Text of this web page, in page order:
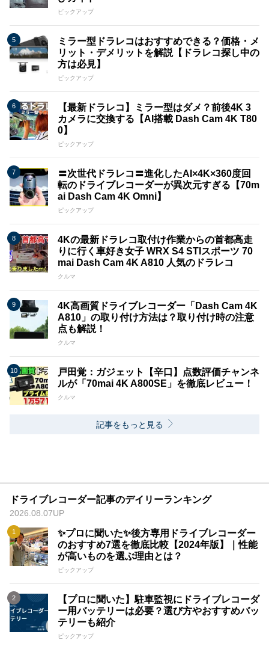
ピックアップ
ミラー型ドラレコはおすすめできる？価格・メ
リット・デメリットを解説【ドラレコ探し中の
方は必見】
ピックアップ
【最新ドラレコ】ミラー型はダメ？前後4K 3
カメラに交換する【AI搭載 Dash Cam 4K T80
0】
ピックアップ
〓次世代ドラレコ〓進化したAI×4K×360度回
転のドライブレコーダーが異次元すぎる【70m
ai Dash Cam 4K Omni】
ピックアップ
4Kの最新ドラレコ取付け作業からの首都高走
りに行く車好き女子 WRX S4 STIスポーツ 70
mai Dash Cam 4K A810 人気のドラレコ
クルマ
4K高画質ドライブレコーダー「Dash Cam 4K
A810」の取り付け方法は？取り付け時の注意
点も解説！
クルマ
戸田覚：ガジェット【辛口】点数評価チャンネ
ルが「70mai 4K A800SE」を徹底レビュー！
クルマ
記事をもっと見る
ドライブレコーダー記事のデイリーランキング
2026.08.07UP
✨プロに聞いた✨後方専用ドライブレコーダー
のおすすめ7選を徹底比較【2024年版】｜性能
が高いものを選ぶ理由とは？
ピックアップ
【プロに聞いた】駐車監視にドライブレコーダ
ー用バッテリーは必要？選び方やおすすめバッ
テリーも紹介
ピックアップ